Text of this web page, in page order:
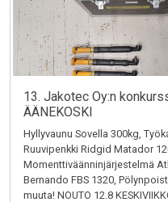
13. Jakotec Oy:n
ÄÄNEKOSKI
Hyllyvaunu Sovella 300kg,
Ruuvipenkki Ridgid Matador
Momenttiväänninjärjestelmä
Bernando FBS 1320,
muuta! NOUTO 12.8